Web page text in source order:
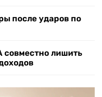
после ударов по
лишить